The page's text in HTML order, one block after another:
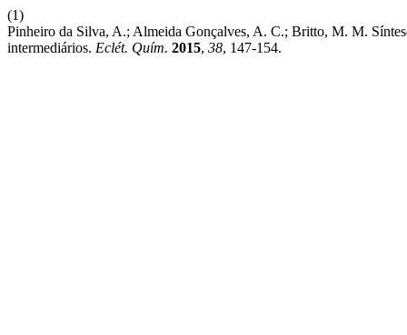
(1)
Pinheiro da Silva, A.; Almeida Gonçalves, A. C.; Britto, M. M.
intermediários. Eclét. Quím. 2015, 38, 147-154.